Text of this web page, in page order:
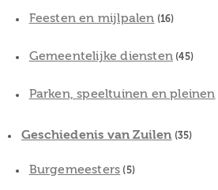
Feesten en mijlpalen (16)
Gemeentelijke diensten (45)
Parken, speeltuinen en pleinen
Geschiedenis van Zuilen (35)
Burgemeesters (5)